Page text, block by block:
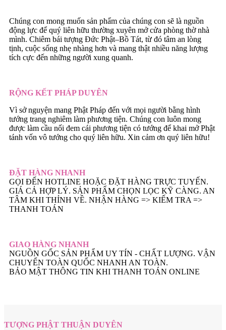
Chúng con mong muốn sản phẩm của chúng con sẽ là nguồn
động lực để quý liên hữu thường xuyên mở cửa phòng thờ nhà
mình. Chiêm bái tượng Đức Phật–Bồ Tát, từ đó tâm an lòng
tịnh, cuộc sống nhẹ nhàng hơn và mang thật nhiều năng lượng
tích cực đến những người xung quanh.
RỘNG KẾT PHÁP DUYÊN
Vì sở nguyện mang Phật Pháp đến với mọi người bằng hình
tướng trang nghiêm làm phương tiện. Chúng con luôn mong
được làm cầu nối đem cái phương tiện có tướng để khai mở Phật
tánh vốn vô tướng cho quý liên hữu. Xin cảm ơn quý liên hữu!
ĐẶT HÀNG NHANH
GỌI ĐẾN HOTLINE HOẶC ĐẶT HÀNG TRỰC TUYẾN.
GIÁ CẢ HỢP LÝ. SẢN PHẨM CHỌN LỌC KỸ CÀNG. AN
TÂM KHI THỈNH VỀ. NHẬN HÀNG => KIẾM TRA =>
THANH TOÁN
GIAO HÀNG NHANH
NGUỒN GỐC SẢN PHẨM UY TÍN - CHẤT LƯỢNG. VẬN
CHUYỂN TOÀN QUỐC NHANH AN TOÀN.
BẢO MẬT THÔNG TIN KHI THANH TOÁN ONLINE
TƯỢNG PHẬT THUẬN DUYÊN